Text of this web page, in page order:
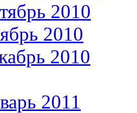
2010
2010
2010
2011